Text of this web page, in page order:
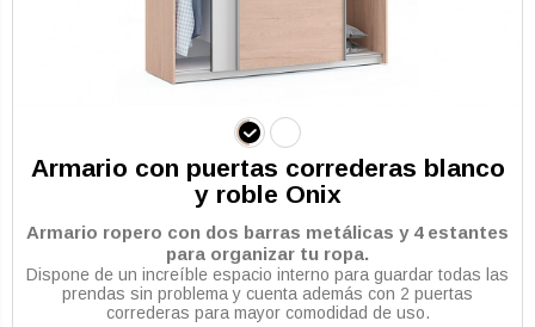
Armario con puertas correderas blanco
y roble Onix
Armario ropero con dos barras metálicas y 4 estantes
para organizar tu ropa.
Dispone de un increíble espacio interno para guardar todas las
prendas sin problema y cuenta además con 2 puertas
correderas para mayor comodidad de uso.